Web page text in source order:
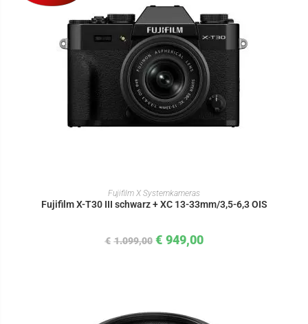
IN DEN WARENKORB
Fujifilm X Systemkameras
Fujifilm X-T30 III schwarz + XC 13-33mm/3,5-6,3 OIS
€ 1.099,00 € 949,00